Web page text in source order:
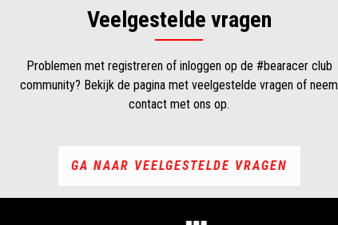
Veelgestelde vragen
Problemen met registreren of inloggen op de #bearacer club
community? Bekijk de pagina met veelgestelde vragen of neem
contact met ons op.
GA NAAR VEELGESTELDE VRAGEN